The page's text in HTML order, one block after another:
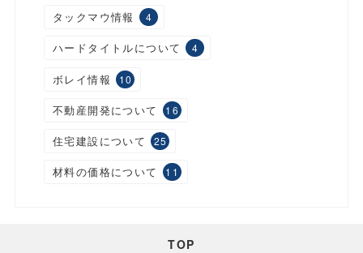
タックマウ情報 4
ハードタイトルについて 4
ボレイ情報 10
不動産開発について 16
住宅建設について 25
材料の価格について 11
TOP